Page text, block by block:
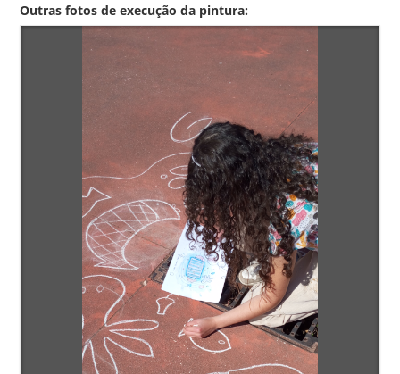
Outras fotos de execução da pintura: